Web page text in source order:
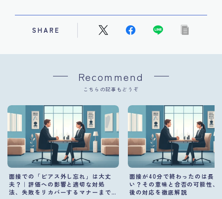
SHARE
Recommend
こちらの記事もどうぞ
面接での「ピアス外し忘れ」は大丈
夫？｜評価への影響と適切な対処
法、失敗をリカバーするマナーまで
面接が40分で終わったのは長い
い？その意味と合否の可能性、
後の対応を徹底解説